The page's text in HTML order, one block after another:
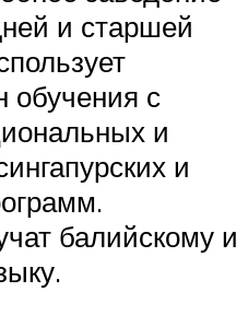
и старшей
обучения с
и
и
балийскому и